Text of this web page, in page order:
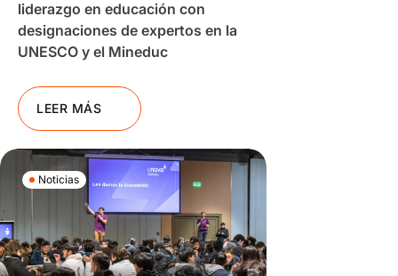
liderazgo en educación con
designaciones de expertos en la
UNESCO y el Mineduc
LEER MÁS
Noticias